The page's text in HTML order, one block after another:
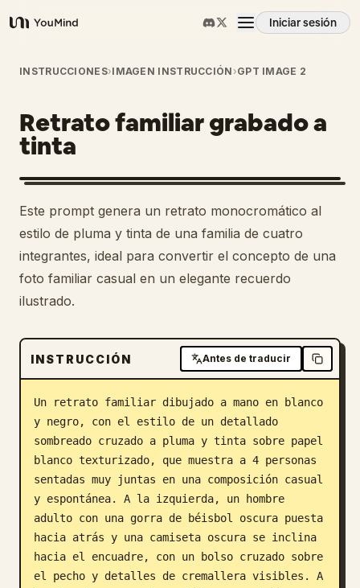
YouMind
Iniciar sesión
Resumen
Casos de uso
Habilidades
Prompts
Precios
Blog
Actualizaciones
INSTRUCCIONES›IMAGEN INSTRUCCIÓN ›GPT IMAGE 2
Retrato familiar grabado a
tinta
Este prompt genera un retrato monocromático al
estilo de pluma y tinta de una familia de cuatro
integrantes, ideal para convertir el concepto de una
foto familiar casual en un elegante recuerdo
ilustrado.
INSTRUCCIÓN Antes de traducir
Un retrato familiar dibujado a mano en blanco
y negro, con el estilo de un detallado
sombreado cruzado a pluma y tinta sobre papel
blanco texturizado, que muestra a 4 personas
sentadas muy juntas en una composición casual
y espontánea. A la izquierda, un hombre
adulto con una gorra de béisbol oscura puesta
hacia atrás y una camiseta oscura se inclina
hacia el encuadre, con un bolso cruzado sobre
el pecho y detalles de cremallera visibles. A